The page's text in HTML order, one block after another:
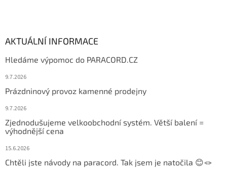
AKTUÁLNÍ INFORMACE
Hledáme výpomoc do PARACORD.CZ
9.7.2026
Prázdninový provoz kamenné prodejny
9.7.2026
Zjednodušujeme velkoobchodní systém. Větší balení =
výhodnější cena
15.6.2026
Chtěli jste návody na paracord. Tak jsem je natočila 😊🪢